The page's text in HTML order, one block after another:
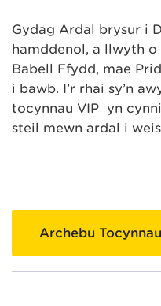
Gydag Ardal brysur i
hamddenol, a llwyth
Babell Ffydd, mae
i bawb. I’r rhai sy’n
tocynnau VIP yn
steil mewn ardal i
Archebu Tocynnau